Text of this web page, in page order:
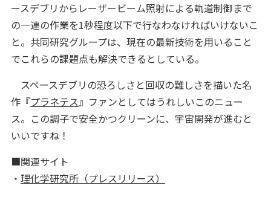
ースデブリからレーザービーム照射による軌道制御まで
の一連の作業を1秒程度以下で行なわなければいけないこ
と。共同研究グループは、現在の最新技術を用いること
でこれらの課題点も解決できるとしている。
スペースデブリの恐ろしさと回収の難しさを描いた名
作『プラネテス』ファンとしてはうれしいこのニュー
ス。この調子で安全かつクリーンに、宇宙開発が進むと
いいですね！
■関連サイト
・ 理化学研究所（プレスリリース）